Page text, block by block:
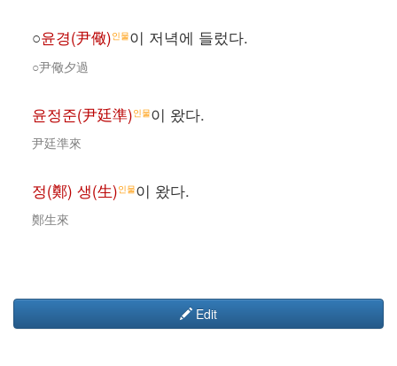
○윤경(尹儆)인물이 저녁에 들렀다.
○尹儆夕過
윤정준(尹廷準)인물이 왔다.
尹廷準來
정(鄭) 생(生)인물이 왔다.
鄭生來
Edit